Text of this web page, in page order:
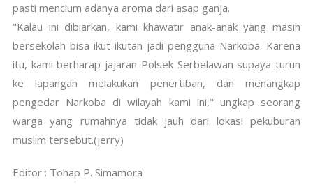
pasti mencium adanya aroma dari asap ganja.
"Kalau ini dibiarkan, kami khawatir anak-anak yang masih
bersekolah bisa ikut-ikutan jadi pengguna Narkoba. Karena
itu, kami berharap jajaran Polsek Serbelawan supaya turun
ke lapangan melakukan penertiban, dan menangkap
pengedar Narkoba di wilayah kami ini," ungkap seorang
warga yang rumahnya tidak jauh dari lokasi pekuburan
muslim tersebut.(jerry)
Editor : Tohap P. Simamora